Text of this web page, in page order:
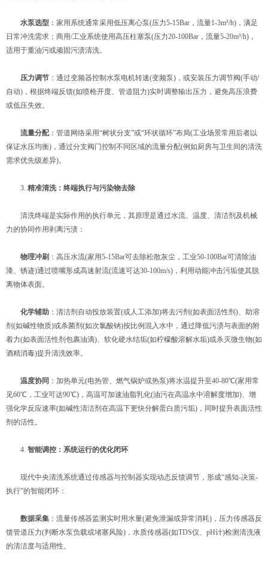
​水泵选型​ ​：家用系统通常采用低压离心泵(压力5-15Bar，流量1-3m³/h)，满足
日常冲洗需求；商用/工业系统使用高压柱塞泵(压力20-100Bar，流量5-20m³/h)，
适用于重油污或顽固污渍清洗。
​压力调节​ ​：通过变频器控制水泵电机转速(变频泵)，或安装压力调节阀(手动/
自动)，根据终端反馈(如喷枪开度、管道阻力)实时调整输出压力，避免高压浪费
或低压失效。
​流量分配​​：管道网络采用“树状分支”或“环状循环”布局(工业场景常用后者以
保证水压均衡)，通过分支阀门控制不同区域的流量分配(例如厨房与卫生间的清洗
需求优先级差异)。
3. ​ ​精准清洗：终端执行与污染物去除​
清洗终端是实际作用的执行单元，其原理是通过水流、温度、清洁剂及机械
力的协同作用剥离污渍：
​物理冲刷​ ​：高压水流(家用5-15Bar可去除松散灰尘，工业50-100Bar可清除油
漆、锈迹)通过喷嘴形成高速射流(流速可达30-100m/s)，利用动能冲击污垢使其脱
离物体表面。
​化学辅助​ ​：清洁剂自动投放装置(或人工添加)将去污剂(如表面活性剂)、助溶
剂(如碱性物质)或杀菌剂(如次氯酸钠)按比例混入水中，通过降低污渍与表面的附
着力(如表面活性剂包裹油滴)、软化硬水结垢(如柠檬酸溶解水垢)或杀灭微生物(如
酒精消毒)提升清洗效率。
​温度协同​ ​：加热单元(电热管、燃气锅炉或热泵)将水温提升至40-80℃(家用常
见60℃，工业可达90℃)，高温可加速油脂乳化(油污在高温水中溶解度增加)、增
强化学反应速率(如碱性清洁剂在高温下更快分解蛋白质污垢)，同时提升表面活性
剂的活性。
4. ​ ​智能调控：系统运行的优化闭环​
现代中央清洗系统通过传感器与控制器实现动态反馈调节，形成“感知-决策-
执行”的智能闭环：
​数据采集​ ​：流量传感器监测实时用水量(避免泄漏或异常消耗)，压力传感器反
馈管道压力(判断水泵负载或堵塞风险)，水质传感器(如TDS仪、pH计)检测清洗液
的清洁度与适用性。